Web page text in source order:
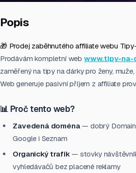
Popis
🎁 Prodej zaběhnutého affiliate webu
Prodávám kompletní web www.tipy-na-
zaměřený na tipy na dárky pro ženy,
Web generuje pasivní příjem z affiliate
📊 Proč tento web?
Zavedená doména— dobrý Domain
Google i Seznam
Organický trafik— stovky
vyhledávačů bez placené reklamy